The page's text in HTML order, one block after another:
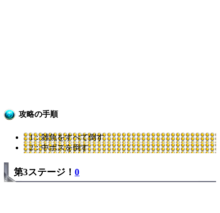
攻略の手順
1：雑魚をすべて倒す
2：中ボスを倒す
第3ステージ！ 0